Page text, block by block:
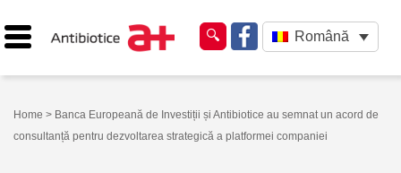
Română
Home > Banca Europeană de Investiții și Antibiotice au semnat un acord de
consultanță pentru dezvoltarea strategică a platformei companiei